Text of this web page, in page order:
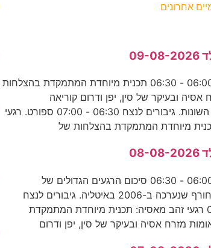
אחרונים
גיבורים לנצח 06:00 - 06:30 תכנית מיוחדת המתמקדת בהצלחות
ובעיקר של סין, יפן ודרום קוריאה
באולימפיאדות השונות. גיבורים לנצח 06:30 - 07:00 ספורט. רגעי
מיוחדת המתמקדת בהצלחות של
גיבורים לנצח 06:00 - 06:30 סיכום הרגעים הגדולים של
אולימפיאדת החורף שנערכה ב-2006 באיטליה. גיבורים לנצח
06:30 - 07:00 רגעי זהב מאסיה: תכנית מיוחדת המתמקדת
מזרח אסיה ובעיקר של סין, יפן ודרום